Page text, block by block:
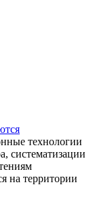
технологии
систематизации
на территории